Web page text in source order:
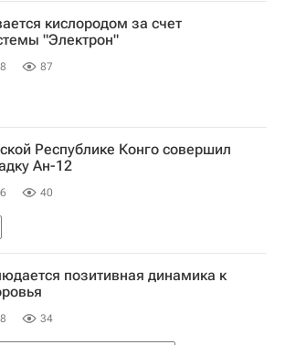
кислородом за счет
"Электрон"
87
Республике Конго совершил
Ан-12
40
позитивная динамика к
34